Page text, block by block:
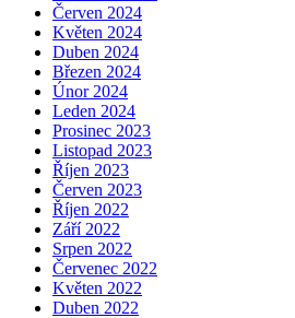
Červen 2024
Květen 2024
Duben 2024
Březen 2024
Únor 2024
Leden 2024
Prosinec 2023
Listopad 2023
Říjen 2023
Červen 2023
Říjen 2022
Září 2022
Srpen 2022
Červenec 2022
Květen 2022
Duben 2022